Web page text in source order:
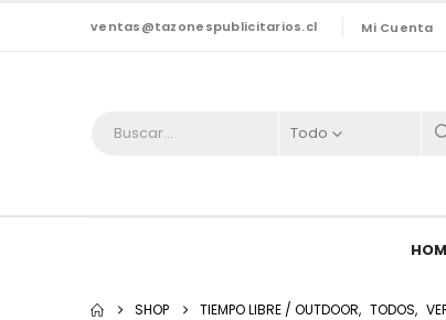
ventas@tazonespublicitarios.cl Mi Cuenta
Todo
SHOP TIEMPO LIBRE / OUTDOOR, TODOS,